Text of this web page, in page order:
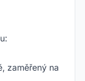
zaměřený na